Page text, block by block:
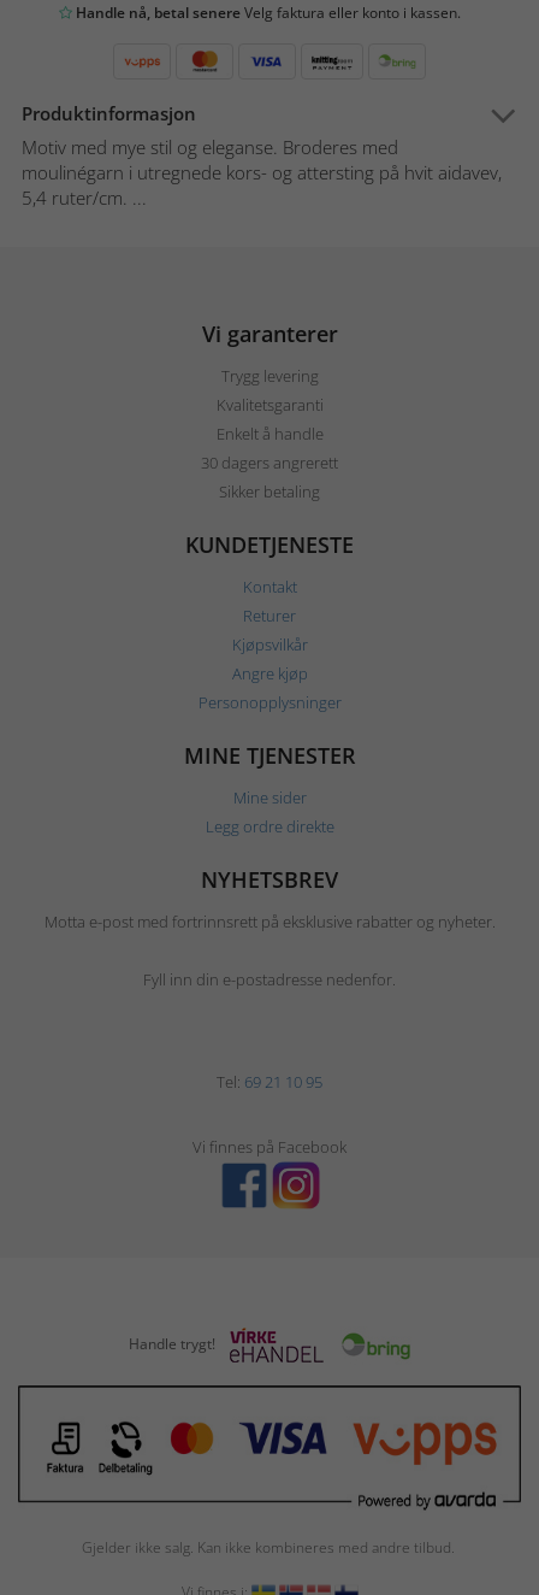
Handle nå, betal senereVelg faktura eller konto i kassen.
Produktinformasjon
Motiv med mye stil og eleganse. Broderes med
moulinégarn i utregnede kors- og attersting på hvit aidavev,
5,4 ruter/cm. ...
Vi garanterer
Trygg levering
Kvalitetsgaranti
Enkelt å handle
30 dagers angrerett
Sikker betaling
KUNDETJENESTE
Kontakt
Returer
Kjøpsvilkår
Angre kjøp
Personopplysninger
MINE TJENESTER
Mine sider
Legg ordre direkte
NYHETSBREV
Motta e-post med fortrinnsrett på eksklusive rabatter og nyheter.
Fyll inn din e-postadresse nedenfor.
Tel: 69 21 10 95
Vi finnes på Facebook
Handle trygt!
Gjelder ikke salg. Kan ikke kombineres med andre tilbud.